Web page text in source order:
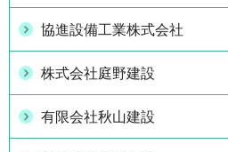
協進設備工業株式会社
株式会社庭野建設
有限会社秋山建設